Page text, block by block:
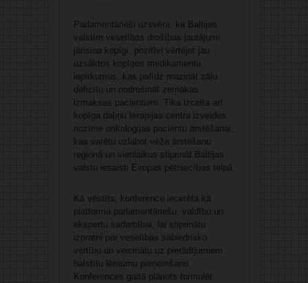
Parlamentārieši uzsvēra, ka Baltijas
valstīm veselības drošības jautājumi
jārisina kopīgi, pozitīvi vērtējot jau
uzsāktos kopīgos medikamentu
iepirkumus, kas palīdz mazināt zāļu
deficītu un nodrošināt zemākas
izmaksas pacientiem. Tika izcelta arī
kopīga daļiņu terapijas centra izveides
nozīme onkoloģijas pacientu ārstēšanai,
kas varētu uzlabot vēža ārstēšanu
reģionā un vienlaikus stiprināt Baltijas
valstu iesaisti Eiropas pētniecības telpā.
Kā vēstīts, konference iecerēta kā
platforma parlamentāriešu, valdību un
ekspertu sadarbībai, lai stiprinātu
izpratni par veselības sabiedrisko
vērtību un veicinātu uz pierādījumiem
balstītu lēmumu pieņemšanu.
Konferences gaitā plānots formulēt